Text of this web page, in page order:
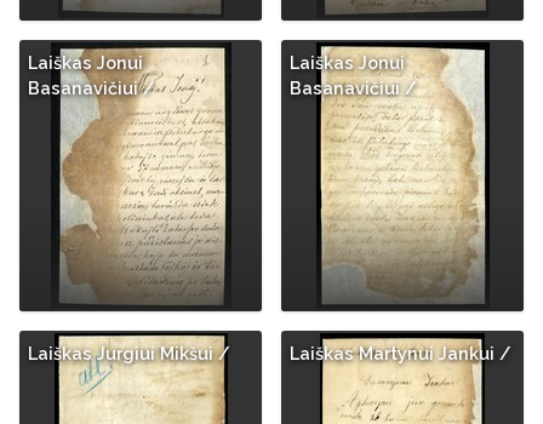
Laiškas Jonui
Basanavičiui /
Laiškas Jonui
Basanavičiui /
Laiškas Jurgiui Mikšui / Laiškas Martynui Jankui /